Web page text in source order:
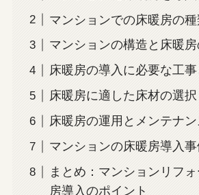
マンションでの床暖房の
マンションの構造と床暖
床暖房の導入に必要な工事
床暖房に適した床材の選択
床暖房の運用とメンテナン
マンションの床暖房導入
まとめ：マンションリフ
房導入のポイント